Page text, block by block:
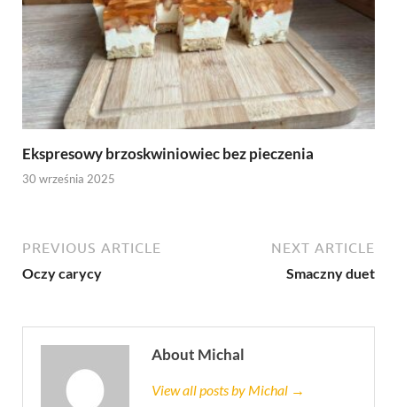
Ekspresowy brzoskwiniowiec bez pieczenia
30 września 2025
PREVIOUS ARTICLE
Oczy carycy
NEXT ARTICLE
Smaczny duet
About Michal
View all posts by Michal →